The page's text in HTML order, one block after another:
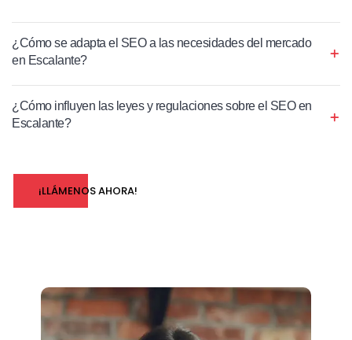
¿Cómo se adapta el SEO a las necesidades del mercado
en Escalante?
¿Cómo influyen las leyes y regulaciones sobre el SEO en
Escalante?
¡LLÁMENOS AHORA!